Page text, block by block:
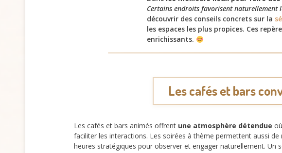
Certains endroits favorisent naturellement
découvrir des conseils concrets sur la
les espaces les plus propices. Ces
enrichissants.
Les cafés et bars
Les cafés et bars animés offrent une atmosphère détendue
faciliter les interactions. Les soirées à thème permettent aussi
heures stratégiques pour observer et engager naturellement.